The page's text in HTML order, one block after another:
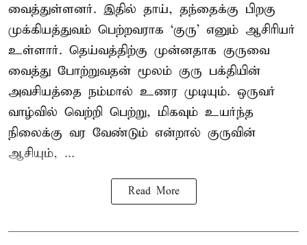
வைத்துள்ளனர். இதில் தாய், தந்தைக்கு பிறகு
முக்கியத்துவம் பெற்றவராக ‘குரு’ எனும் ஆசிரியர்
உள்ளார். தெய்வத்திற்கு முன்னதாக குருவை
வைத்து போற்றுவதன் மூலம் குரு பக்தியின்
அவசியத்தை நம்மால் உணர முடியும். ஒருவர்
வாழ்வில் வெற்றி பெற்று, மிகவும் உயர்ந்த
நிலைக்கு வர வேண்டும் என்றால் குருவின்
ஆசியும், ...
Read More